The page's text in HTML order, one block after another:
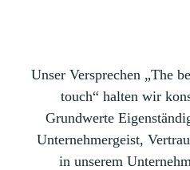
Unser Versprechen „The
touch“ halten wir
Grundwerte
Unternehmergeist,
in unserem